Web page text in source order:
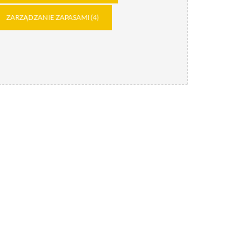
ZARZĄDZANIE ZAPASAMI (4)